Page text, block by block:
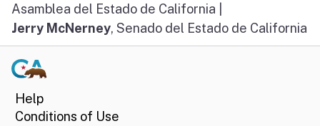
Asamblea del Estado de California |
Jerry McNerney, Senado del Estado de California
Help
Conditions of Use